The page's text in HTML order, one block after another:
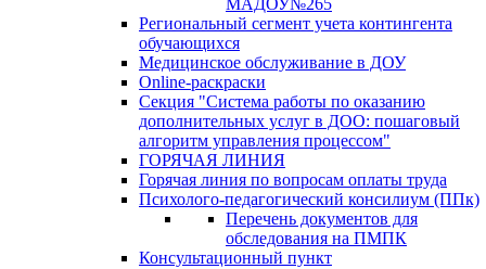
МАДОУ№265
Региональный сегмент учета контингента
обучающихся
Медицинское обслуживание в ДОУ
Online-раскраски
Секция "Система работы по оказанию
дополнительных услуг в ДОО: пошаговый
алгоритм управления процессом"
ГОРЯЧАЯ ЛИНИЯ
Горячая линия по вопросам оплаты труда
Психолого-педагогический консилиум (ППк)
Перечень документов для
обследования на ПМПК
Консультационный пункт